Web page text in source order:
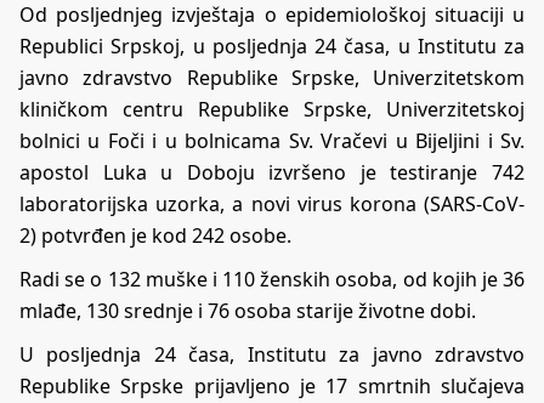
Od posljednjeg izvještaja o epidemiološkoj situaciji u
Republici Srpskoj, u posljednja 24 časa, u Institutu za
javno zdravstvo Republike Srpske, Univerzitetskom
kliničkom centru Republike Srpske, Univerzitetskoj
bolnici u Foči i u bolnicama Sv. Vračevi u Bijeljini i Sv.
apostol Luka u Doboju izvršeno je testiranje 742
laboratorijska uzorka, a novi virus korona (SARS-CoV-
2) potvrđen je kod 242 osobe.
Radi se o 132 muške i 110 ženskih osoba, od kojih je 36
mlađe, 130 srednje i 76 osoba starije životne dobi.
U posljednja 24 časa, Institutu za javno zdravstvo
Republike Srpske prijavljeno je 17 smrtnih slučajeva